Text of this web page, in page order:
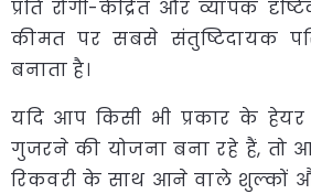
प्रति रोगी-केंद्रित और व्यापक
कीमत पर सबसे संतुष्टिदायक
बनाता है।
यदि आप किसी भी प्रकार के हेयर
गुजरने की योजना बना रहे हैं, तो
रिकवरी के साथ आने वाले शुल्कों